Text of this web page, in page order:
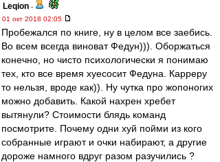
Leqion -
01 окт 2018 02:05
Пробежался по книге, ну в целом все заебись.
Во всем всегда виноват Федун))). Оборжаться
конечно, но чисто психологически я понимаю
тех, кто все время хуесосит Федуна. Карреру
то нельзя, вроде как)). Ну чутка про жопоногих
можно добавить. Какой нахрен хребет
вытянули? Стоимости блядь команд
посмотрите. Почему одни хуй пойми из кого
собранные играют и очки набирают, а другие
дороже намного вдруг разом разучились ?